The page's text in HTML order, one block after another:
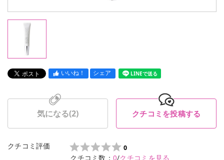
いいね！ シェア LINEで送る
気になる(2) クチコミを投稿する
クチコミ評価 0
クチコミ数： 0/クチコミを見る